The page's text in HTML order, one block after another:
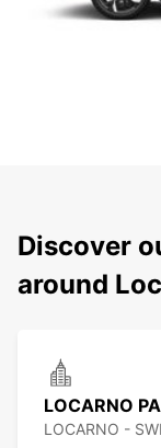
Discover
around
LOCARNO
LOCARNO -